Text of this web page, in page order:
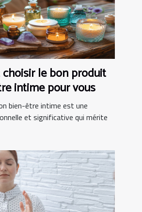
le bon produit
intime pour vous
bien-être intime est une
et significative qui mérite